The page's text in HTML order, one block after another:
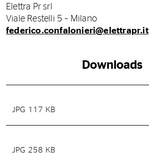
Elettra Pr srl
Viale Restelli 5 – Milano
federico.confalonieri@elettrapr.it
Downloads
JPG 117 KB
JPG 258 KB